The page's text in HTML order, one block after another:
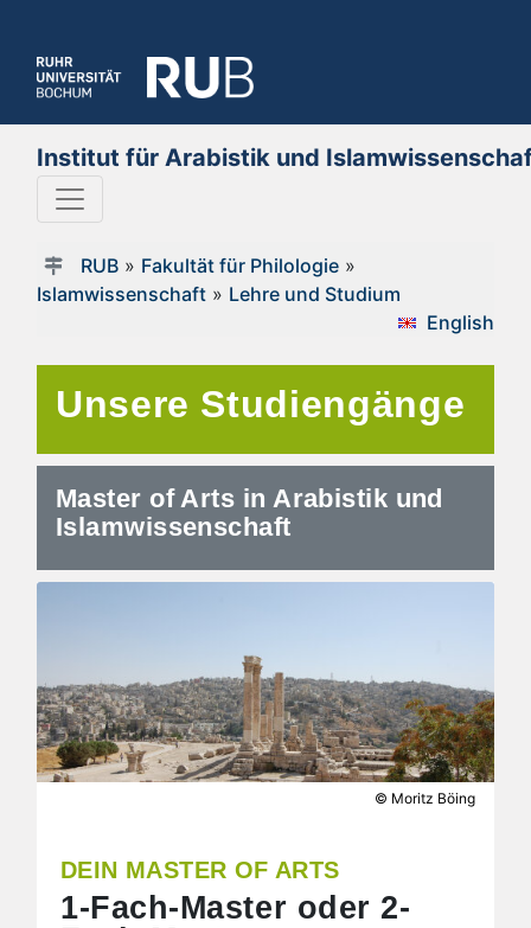
Institut für Arabistik und
RUB» Fakultät für Philologie»
Islamwissenschaft » Lehre und Studium
English
Unsere Studiengänge
Master of Arts in Arabistik und
Islamwissenschaft
© Moritz Böing
DEIN MASTER OF ARTS
1-Fach-Master oder 2-